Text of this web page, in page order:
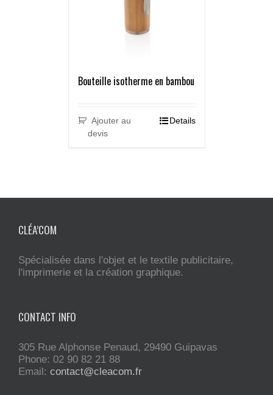
Bouteille isotherme en bambou
Ajouter au
devis
Details
CLÉA’COM
Spécialisée dans l'objet et le textile publicitaire,
l'imprimerie et la création graphique.
CONTACT INFO
305 Rue Alphonse Penaud, 29490 Guipavas
Phone: 02 90 82 21 88
Email: contact@cleacom.fr